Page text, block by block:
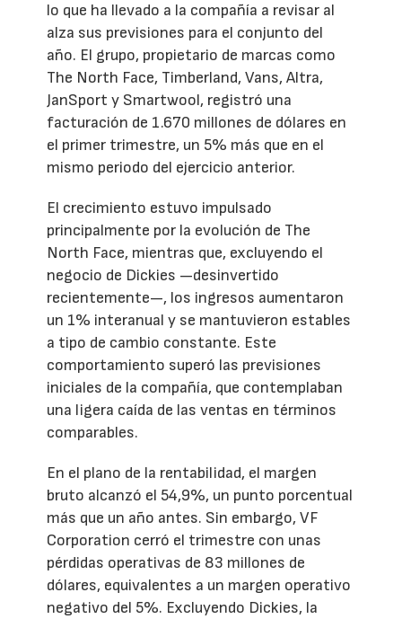
lo que ha llevado a la compañía a revisar al
alza sus previsiones para el conjunto del
año. El grupo, propietario de marcas como
The North Face, Timberland, Vans, Altra,
JanSport y Smartwool, registró una
facturación de 1.670 millones de dólares en
el primer trimestre, un 5% más que en el
mismo periodo del ejercicio anterior.
El crecimiento estuvo impulsado
principalmente por la evolución de The
North Face, mientras que, excluyendo el
negocio de Dickies —desinvertido
recientemente—, los ingresos aumentaron
un 1% interanual y se mantuvieron estables
a tipo de cambio constante. Este
comportamiento superó las previsiones
iniciales de la compañía, que contemplaban
una ligera caída de las ventas en términos
comparables.
En el plano de la rentabilidad, el margen
bruto alcanzó el 54,9%, un punto porcentual
más que un año antes. Sin embargo, VF
Corporation cerró el trimestre con unas
pérdidas operativas de 83 millones de
dólares, equivalentes a un margen operativo
negativo del 5%. Excluyendo Dickies, la